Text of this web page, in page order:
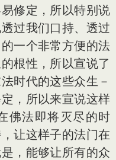
修定，所以特别说
过我们口持、透过
一个非常方便的法
根性，所以宣说了
时代的这些众生－
，所以来宣说这样
佛法即将灭尽的时
让这样子的法门在
，能够让所有的众